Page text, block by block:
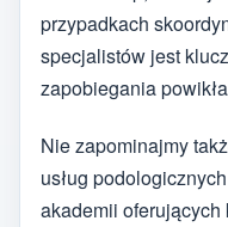
przypadkach
specjalistów jest
zapobiegania
Nie zapominajmy
usług
akademii